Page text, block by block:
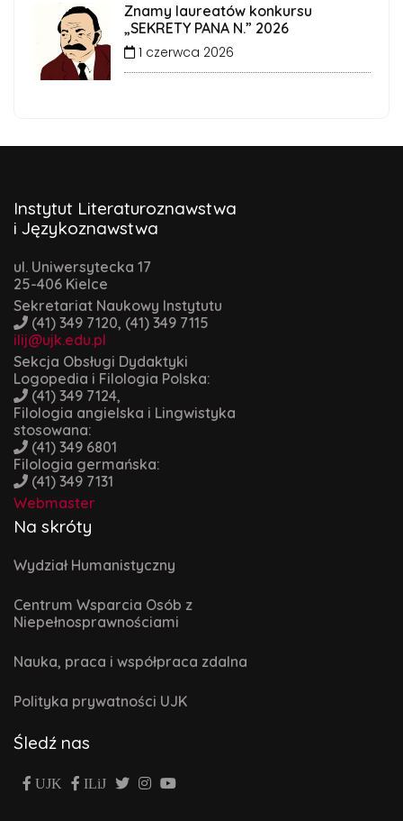
Znamy laureatów konkursu
„SEKRETY PANA N.” 2026
1 czerwca 2026
Instytut Literaturoznawstwa
i Językoznawstwa
ul. Uniwersytecka 17
25-406 Kielce
Sekretariat Naukowy Instytutu
(41) 349 7120, (41) 349 7115
ilij@ujk.edu.pl
Sekcja Obsługi Dydaktyki
Logopedia i Filologia Polska:
(41) 349 7124,
Filologia angielska i Lingwistyka
stosowana:
(41) 349 6801
Filologia germańska:
(41) 349 7131
Webmaster
Na skróty
Wydział Humanistyczny
Centrum Wsparcia Osób z
Niepełnosprawnościami
Nauka, praca i współpraca zdalna
Polityka prywatności UJK
Śledź nas
UJK ILiJ